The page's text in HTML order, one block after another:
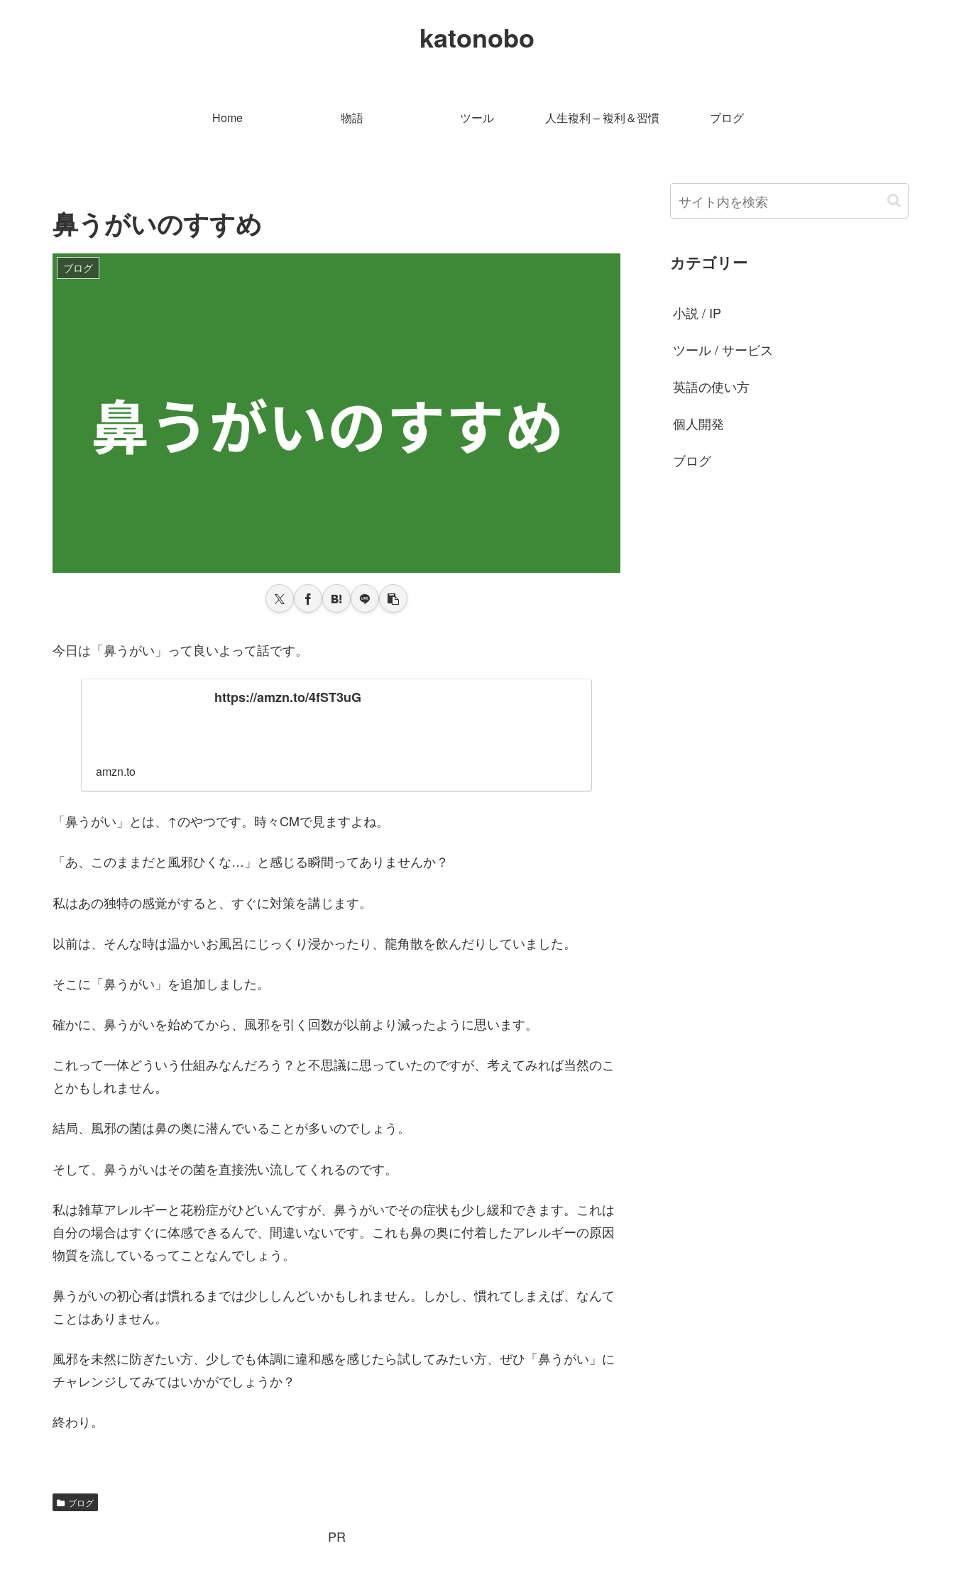
katonobo
Home 物語 ツール 人生複利 – 複利＆習慣 ブログ
鼻うがいのすすめ
ブログ
今日は「鼻うがい」って良いよって話です。
https://amzn.to/4fST3uG
amzn.to
「鼻うがい」とは、↑のやつです。時々CMで見ますよね。
「あ、このままだと風邪ひくな…」と感じる瞬間ってありませんか？
私はあの独特の感覚がすると、すぐに対策を講じます。
以前は、そんな時は温かいお風呂にじっくり浸かったり、龍角散を飲んだりしていました。
そこに「鼻うがい」を追加しました。
確かに、鼻うがいを始めてから、風邪を引く回数が以前より減ったように思います。
これって一体どういう仕組みなんだろう？と不思議に思っていたのですが、考えてみれば当然のこ
とかもしれません。
結局、風邪の菌は鼻の奥に潜んでいることが多いのでしょう。
そして、鼻うがいはその菌を直接洗い流してくれるのです。
私は雑草アレルギーと花粉症がひどいんですが、鼻うがいでその症状も少し緩和できます。これは
自分の場合はすぐに体感できるんで、間違いないです。これも鼻の奥に付着したアレルギーの原因
物質を流しているってことなんでしょう。
鼻うがいの初心者は慣れるまでは少ししんどいかもしれません。しかし、慣れてしまえば、なんて
ことはありません。
風邪を未然に防ぎたい方、少しでも体調に違和感を感じたら試してみたい方、ぜひ「鼻うがい」に
チャレンジしてみてはいかがでしょうか？
終わり。
ブログ
PR
カテゴリー
小説 / IP
ツール / サービス
英語の使い方
個人開発
ブログ